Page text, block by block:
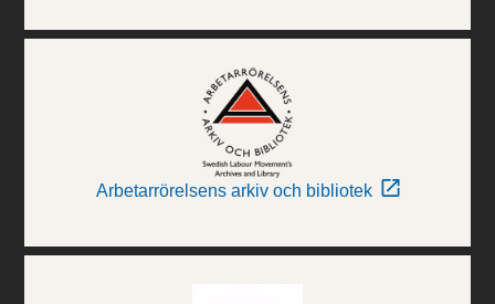
Arbetarrörelsens arkiv och bibliotek